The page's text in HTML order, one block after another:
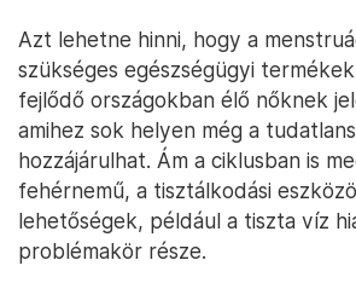
Azt lehetne hinni, hogy a
szükséges egészségügyi
fejlődő országokban élő nőknek
amihez sok helyen még a
hozzájárulhat. Ám a ciklusban is
fehérnemű, a tisztálkodási
lehetőségek, például a tiszta víz
problémakör része.